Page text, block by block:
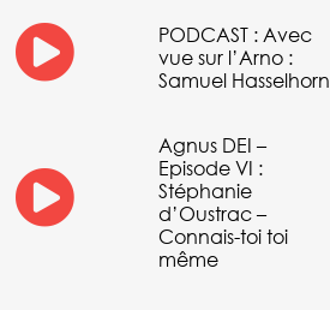
PODCAST : Avec
vue sur l’Arno :
Samuel Hasselhorn
Agnus DEI –
Episode VI :
Stéphanie
d’Oustrac –
Connais-toi toi
même